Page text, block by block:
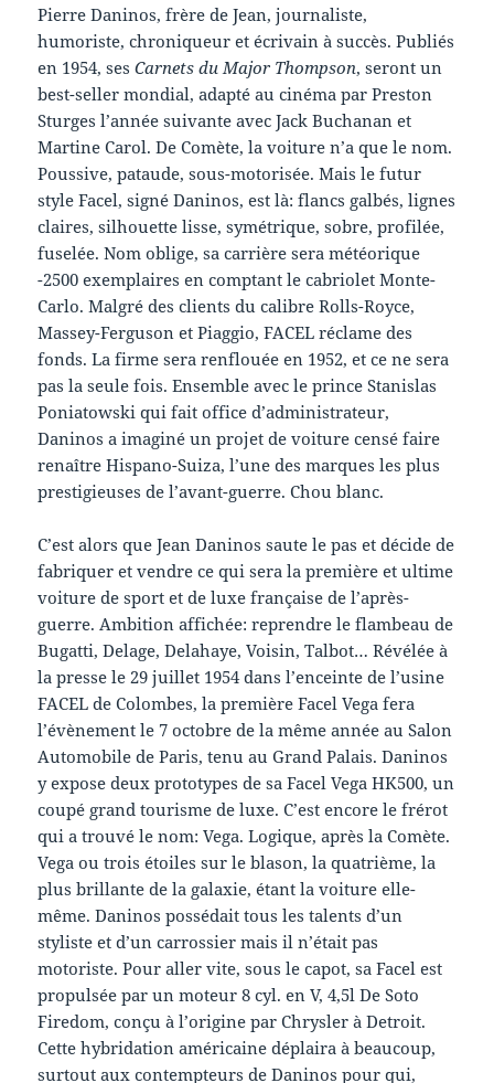
Pierre Daninos, frère de Jean, journaliste,
humoriste, chroniqueur et écrivain à succès. Publiés
en 1954, sesCarnets du Major Thompson, seront un
best-seller mondial, adapté au cinéma par Preston
Sturges l’année suivante avec Jack Buchanan et
Martine Carol. De Comète, la voiture n’a que le nom.
Poussive, pataude, sous-motorisée. Mais le futur
style Facel, signé Daninos, est là: flancs galbés, lignes
claires, silhouette lisse, symétrique, sobre, profilée,
fuselée. Nom oblige, sa carrière sera météorique
-2500 exemplaires en comptant le cabriolet Monte-
Carlo. Malgré des clients du calibre Rolls-Royce,
Massey-Ferguson et Piaggio, FACEL réclame des
fonds. La firme sera renflouée en 1952, et ce ne sera
pas la seule fois. Ensemble avec le prince Stanislas
Poniatowski qui fait office d’administrateur,
Daninos a imaginé un projet de voiture censé faire
renaître Hispano-Suiza, l’une des marques les plus
prestigieuses de l’avant-guerre. Chou blanc.
C’est alors que Jean Daninos saute le pas et décide de
fabriquer et vendre ce qui sera la première et ultime
voiture de sport et de luxe française de l’après-
guerre. Ambition affichée: reprendre le flambeau de
Bugatti, Delage, Delahaye, Voisin, Talbot… Révélée à
la presse le 29 juillet 1954 dans l’enceinte de l’usine
FACEL de Colombes, la première Facel Vega fera
l’évènement le 7 octobre de la même année au Salon
Automobile de Paris, tenu au Grand Palais. Daninos
y expose deux prototypes de sa Facel Vega HK500, un
coupé grand tourisme de luxe. C’est encore le frérot
qui a trouvé le nom: Vega. Logique, après la Comète.
Vega ou trois étoiles sur le blason, la quatrième, la
plus brillante de la galaxie, étant la voiture elle-
même. Daninos possédait tous les talents d’un
styliste et d’un carrossier mais il n’était pas
motoriste. Pour aller vite, sous le capot, sa Facel est
propulsée par un moteur 8 cyl. en V, 4,5l De Soto
Firedom, conçu à l’origine par Chrysler à Detroit.
Cette hybridation américaine déplaira à beaucoup,
surtout aux contempteurs de Daninos pour qui,